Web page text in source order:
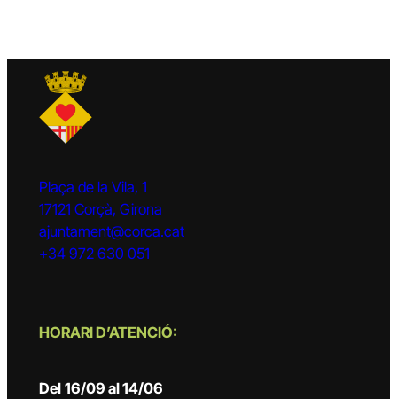
Plaça de la Vila, 1
17121 Corçà, Girona
ajuntament@corca.cat
+34 972 630 051
HORARI D’ATENCIÓ:
Del 16/09 al 14/06